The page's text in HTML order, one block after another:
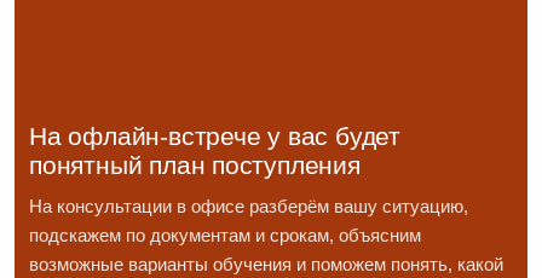
На офлайн-встрече у вас будет
понятный план поступления
На консультации в офисе разберём вашу ситуацию,
подскажем по документам и срокам, объясним
возможные варианты обучения и поможем понять, какой